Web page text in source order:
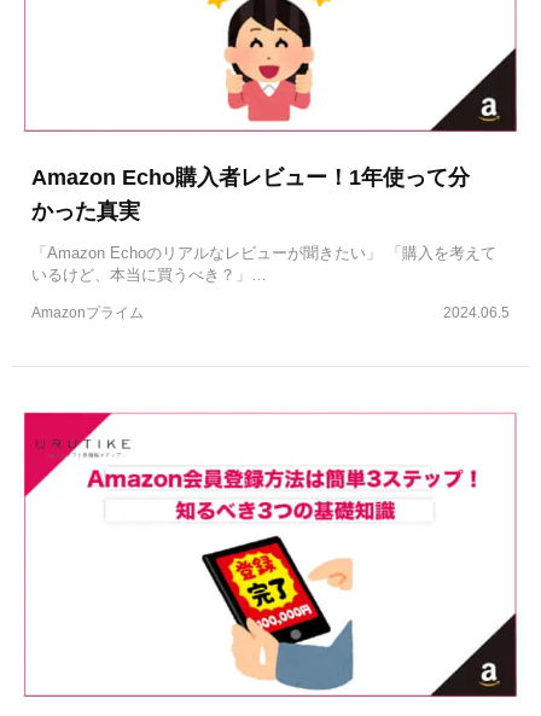
Amazon Echo購入者レビュー！1年使って分
かった真実
「Amazon Echoのリアルなレビューが聞きたい」 「購入を考えて
いるけど、本当に買うべき？」…
2024.06.5
Amazonプライム